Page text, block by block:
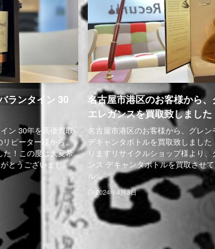
ランタイン 30
ン 30年を高価買取
ピーター様から、
た！この度は大変希
とうございまし
名古屋市港区のお客様から
エレガンスを買取致しました
名古屋市港区のお客様から、グレ
デキャンタボトルを買取致しまし
りますリサイクルショップ様より
ンス デキャンタボトルを買取させ
ル...
2024年4月3日